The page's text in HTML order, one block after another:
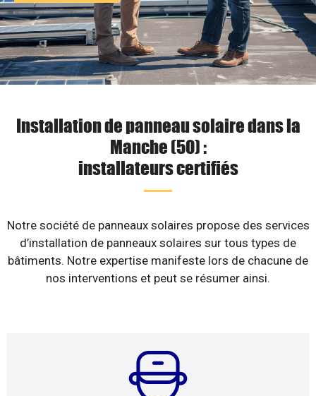
Installation de panneau solaire dans la
Manche (50) :
installateurs certifiés
Notre société de panneaux solaires propose des services
d’installation de panneaux solaires sur tous types de
bâtiments. Notre expertise manifeste lors de chacune de
nos interventions et peut se résumer ainsi.